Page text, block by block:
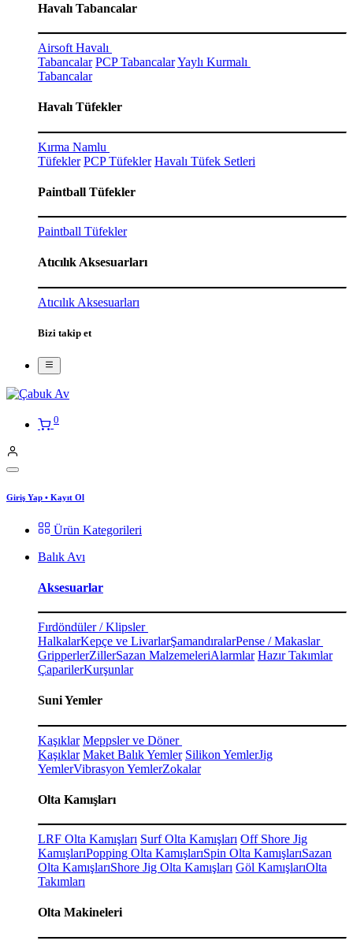
Havalı Tabancalar
Airsoft Havalı
Tabancalar PCP TabancalarYaylı Kurmalı
Tabancalar
Havalı Tüfekler
Kırma Namlu
Tüfekler PCP Tüfekler Havalı Tüfek Setleri
Paintball Tüfekler
Paintball Tüfekler
Atıcılık Aksesuarları
Atıcılık Aksesuarları
Bizi takip et
0
Giriş Yap • Kayıt Ol
Ürün Kategorileri
Balık Avı
Aksesuarlar
Fırdöndüler / Klipsler
HalkalarKepçe ve LivarlarŞamandıralarPense / Makaslar
GripperlerZillerSazan MalzemeleriAlarmlar Hazır Takımlar
ÇaparilerKurşunlar
Suni Yemler
Kaşıklar Meppsler ve Döner
Kaşıklar Maket Balık Yemler Silikon YemlerJig
YemlerVibrasyon YemlerZokalar
Olta Kamışları
LRF Olta Kamışları Surf Olta Kamışları Off Shore Jig
KamışlarıPopping Olta KamışlarıSpin Olta KamışlarıSazan
Olta KamışlarıShore Jig Olta Kamışları Göl KamışlarıOlta
Takımları
Olta Makineleri